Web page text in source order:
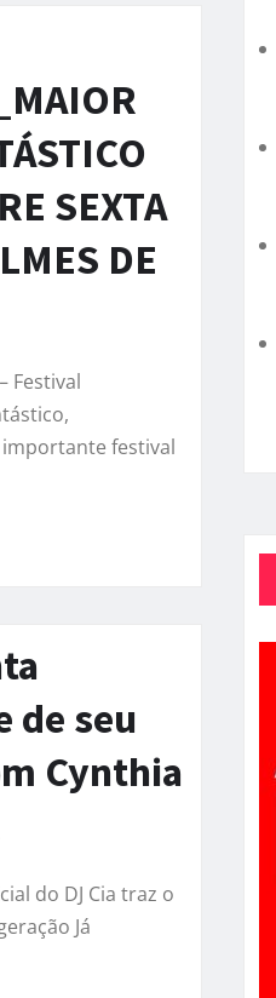
SEXTA
DE
Festival
festival
de seu
Cynthia
do DJ Cia traz o
Já